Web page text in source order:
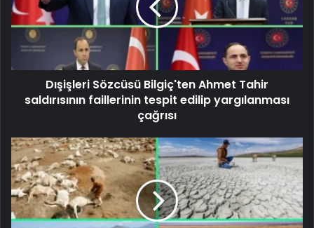
Dışişleri Sözcüsü Bilgiç'ten Ahmet Tahir
saldırısının faillerinin tespit edilip yargılanması
çağrısı